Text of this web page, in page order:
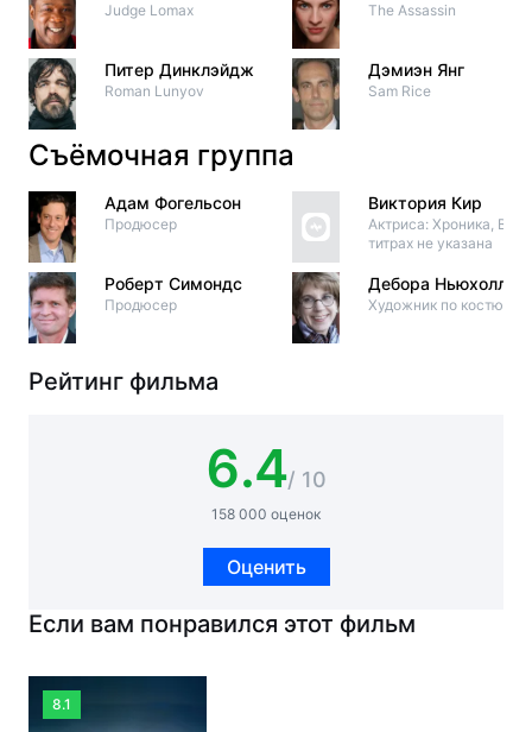
Judge Lomax
Питер Динклэйдж
Roman Lunyov
The Assassin
Дэмиэн Янг
Sam Rice
Съёмочная группа
Адам Фогельсон
Продюсер
Роберт Симондс
Продюсер
Виктория Кир
Актриса: Хроника, В
титрах не указана
Дебора Ньюхолл
Художник по костюмам
Рейтинг фильма
6.4/ 10
158 000 оценок
Оценить
Если вам понравился этот фильм
8.1